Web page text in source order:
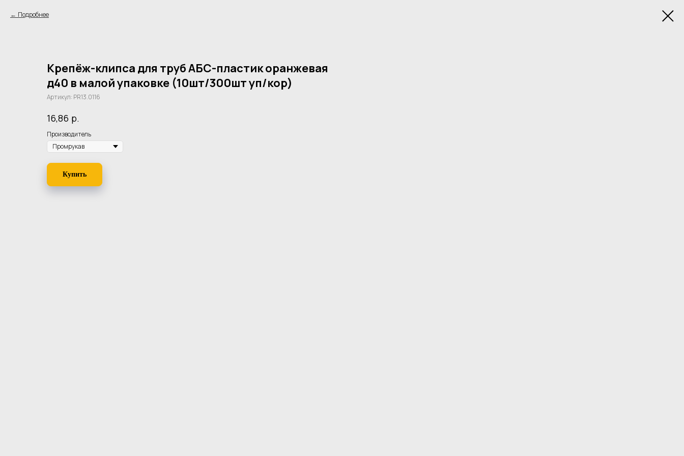
Подробнее
Крепёж-клипса для труб АБС-пластик оранжевая
д40 в малой упаковке (10шт/300шт уп/кор)
Артикул: PR13.0116
16,86 р.
Производитель
Купить